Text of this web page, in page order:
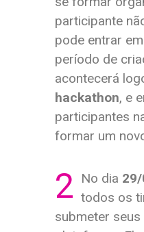
participante
pode entrar
período de
acontecerá
hackathon, e
participantes
formar um
2 No dia
todos os
submeter